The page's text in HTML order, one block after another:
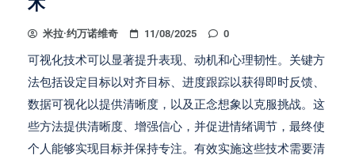
米拉·约万诺维奇 11/08/2025 0
可视化技术可以显著提升表现、动机和心理韧性。关键方
法包括设定目标以对齐目标、进度跟踪以获得即时反馈、
数据可视化以提供清晰度，以及正念想象以克服挑战。这
些方法提供清晰度、增强信心，并促进情绪调节，最终使
个人能够实现目标并保持专注。有效实施这些技术需要清